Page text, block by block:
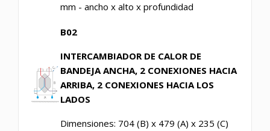
mm - ancho x alto x profundidad
B02
INTERCAMBIADOR DE CALOR DE
BANDEJA ANCHA, 2 CONEXIONES HACIA
ARRIBA, 2 CONEXIONES HACIA LOS
LADOS
Dimensiones: 704 (B) x 479 (A) x 235 (C)